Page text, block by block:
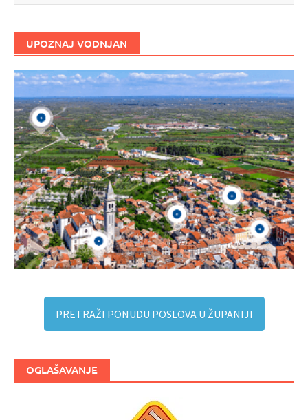
UPOZNAJ VODNJAN
PRETRAŽI PONUDU POSLOVA U ŽUPANIJI
OGLAŠAVANJE